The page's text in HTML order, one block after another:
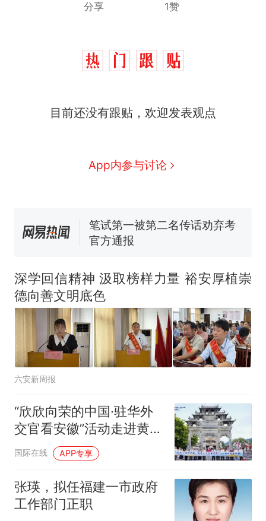
分享 1赞
目前还没有跟贴，欢迎发表观点
App内参与讨论
热
那个在床头放菜刀的女孩，
交5060元才肯搬上楼！女子傻
协会回应
台风"白海豚"中心附近最大风
力已达15级 最新研判
已叫停招聘，成立调查组全面
核查
笔试第一被第二名传话劝弃考
官方通报
因老师一句“跟我回家”改写了
人生
深学回信精神 汲取榜样力量 裕安厚植崇
德向善文明底色
六安新周报
“欣欣向荣的中国·驻华外
交官看安徽”活动走进黄山
探寻徽州文化底蕴 感受产
业创新活力
国际在线 APP专享
张瑛，拟任福建一市政府
工作部门正职